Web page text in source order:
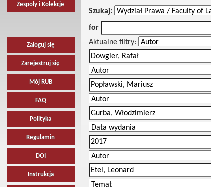
Zespoły i Kolekcje
Zaloguj się
Zarejestruj się
Mój RUB
FAQ
Polityka
Regulamin
DOI
Instrukcja
Szukaj:
for
Aktualne filtry: